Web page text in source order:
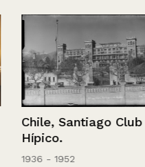
Chile, Santiago Club
Hípico.
1936 - 1952